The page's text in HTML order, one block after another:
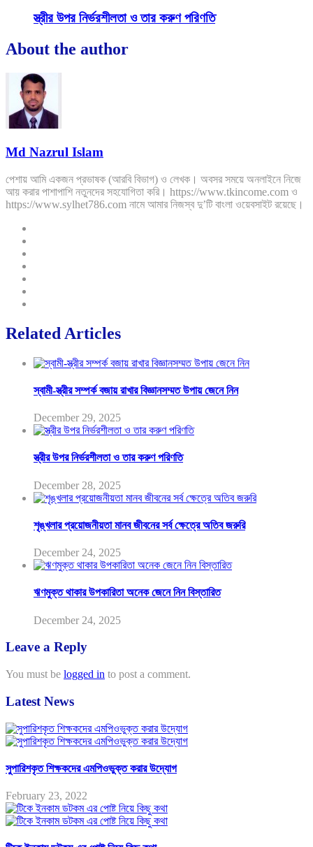
স্ত্রীর উপর নির্ভরশীলতা ও তার করুণ পরিণতি
About the author
Md Nazrul Islam
পেশায় আমি একজন প্রভাষক (আরবি বিভাগ) ও লেখক। অবসর সময়ে অনলাইনে নিজে
আয় করার পাশাপাশি নতুনদের সহযোগিতা করি। https://www.tkincome.com ও
https://www.sylhet786.com নামে আমার নিজস্ব দু’টি বাংলা ওয়েবসাইট রয়েছে।
Related Articles
স্বামী-স্ত্রীর সম্পর্ক বজায় রাখার বিজ্ঞানসম্মত উপায় জেনে নিন
December 29, 2025
স্ত্রীর উপর নির্ভরশীলতা ও তার করুণ পরিণতি
December 28, 2025
শৃঙ্খলার প্রয়োজনীয়তা মানব জীবনের সর্ব ক্ষেত্রে অতিব জরুরি
December 24, 2025
ঋণমুক্ত থাকার উপকারিতা অনেক জেনে নিন বিস্তারিত
December 24, 2025
Leave a Reply
You must be logged in to post a comment.
Latest News
সুপারিশকৃত শিক্ষকদের এমপিওভুক্ত করার উদ্যোগ
February 23, 2022